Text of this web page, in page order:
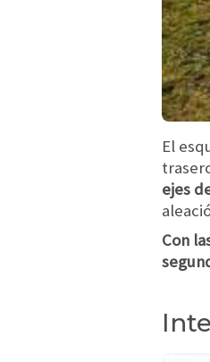
El
ejes
Con